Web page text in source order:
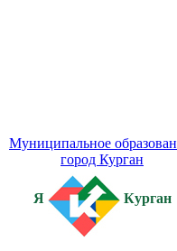
Муниципальное
город Курган
Я Курган